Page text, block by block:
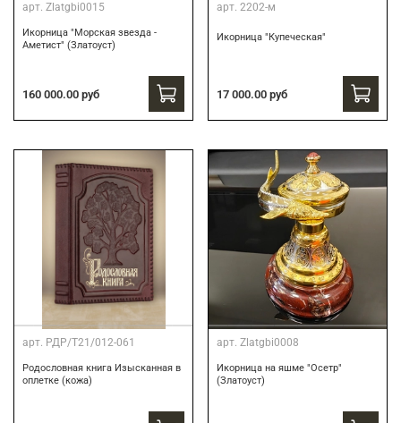
арт. Zlatgbi0015
Икорница "Морская звезда -
Аметист" (Златоуст)
160 000.00 руб
арт. 2202-м
Икорница "Купеческая"
17 000.00 руб
арт. РДР/Т21/012-061
Родословная книга Изысканная в
оплетке (кожа)
арт. Zlatgbi0008
Икорница на яшме "Осетр"
(Златоуст)